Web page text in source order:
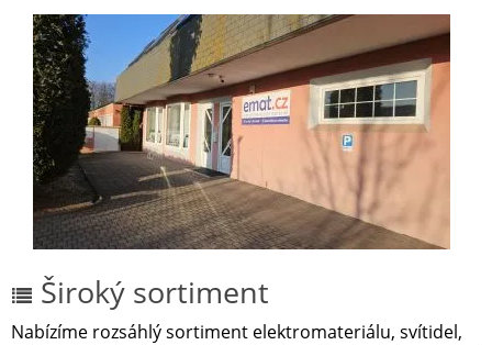
Široký sortiment
Nabízíme rozsáhlý sortiment elektromateriálu, svítidel,